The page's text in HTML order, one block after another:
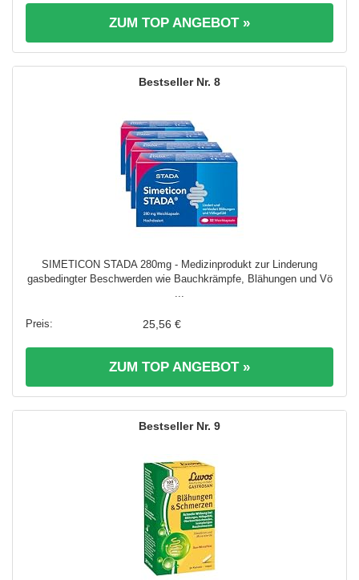
ZUM TOP ANGEBOT »
8
SIMETICON STADA 280mg - Medizinprodukt zur Linderung
gasbedingter Beschwerden wie Bauchkrämpfe, Blähungen und Vö
...
25,56 €
ZUM TOP ANGEBOT »
9